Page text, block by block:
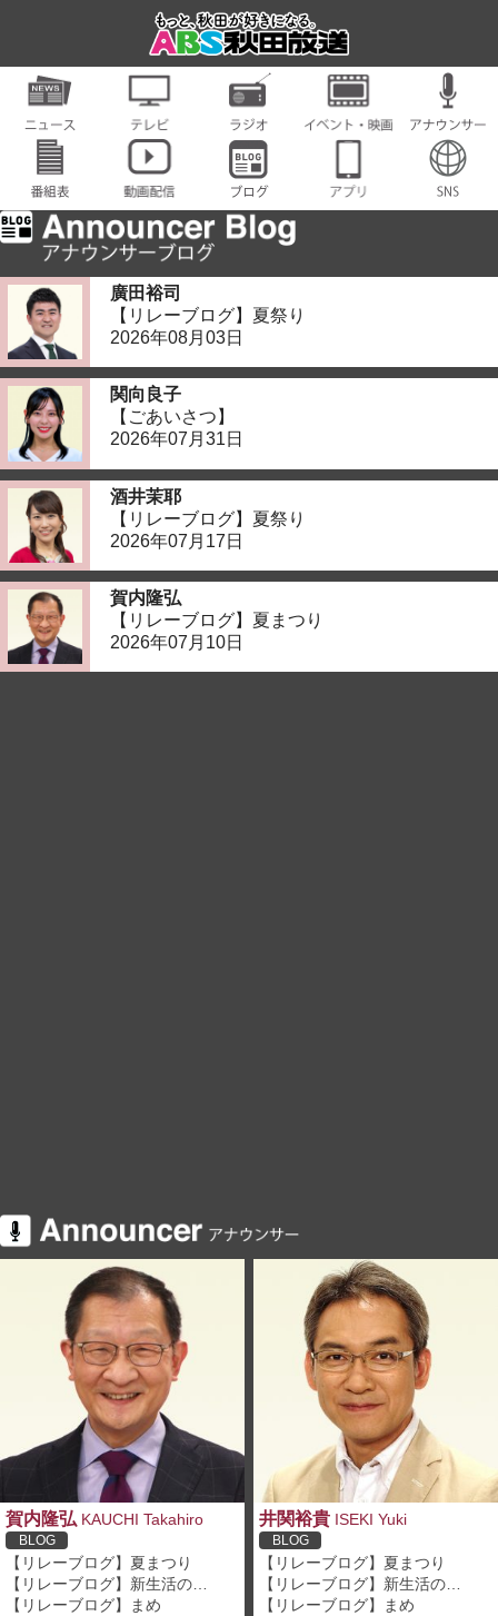
廣田裕司
【リレーブログ】夏祭り
2026年08月03日
関向良子
【ごあいさつ】
2026年07月31日
酒井茉耶
【リレーブログ】夏祭り
2026年07月17日
賀内隆弘
【リレーブログ】夏まつり
2026年07月10日
賀内隆弘 KAUCHI Takahiro
BLOG
【リレーブログ】夏まつり
【リレーブログ】新生活の…
【リレーブログ】まめ
井関裕貴 ISEKI Yuki
BLOG
【リレーブログ】夏まつり
【リレーブログ】新生活の…
【リレーブログ】まめ